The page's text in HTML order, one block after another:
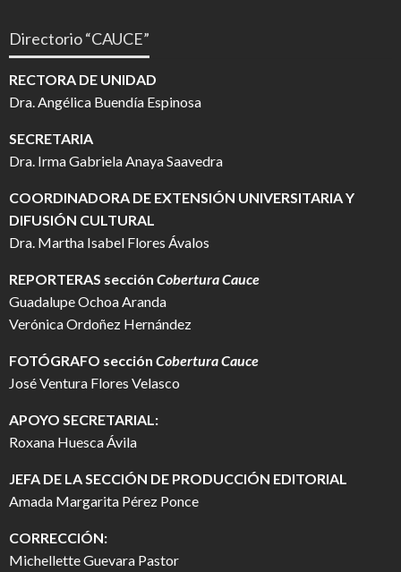
Directorio “CAUCE”
RECTORA DE UNIDAD
Dra. Angélica Buendía Espinosa
SECRETARIA
Dra. Irma Gabriela Anaya Saavedra
COORDINADORA DE EXTENSIÓN UNIVERSITARIA Y
DIFUSIÓN CULTURAL
Dra. Martha Isabel Flores Ávalos
REPORTERAS sección Cobertura Cauce
Guadalupe Ochoa Aranda
Verónica Ordoñez Hernández
FOTÓGRAFO sección Cobertura Cauce
José Ventura Flores Velasco
APOYO SECRETARIAL:
Roxana Huesca Ávila
JEFA DE LA SECCIÓN DE PRODUCCIÓN EDITORIAL
Amada Margarita Pérez Ponce
CORRECCIÓN:
Michellette Guevara Pastor